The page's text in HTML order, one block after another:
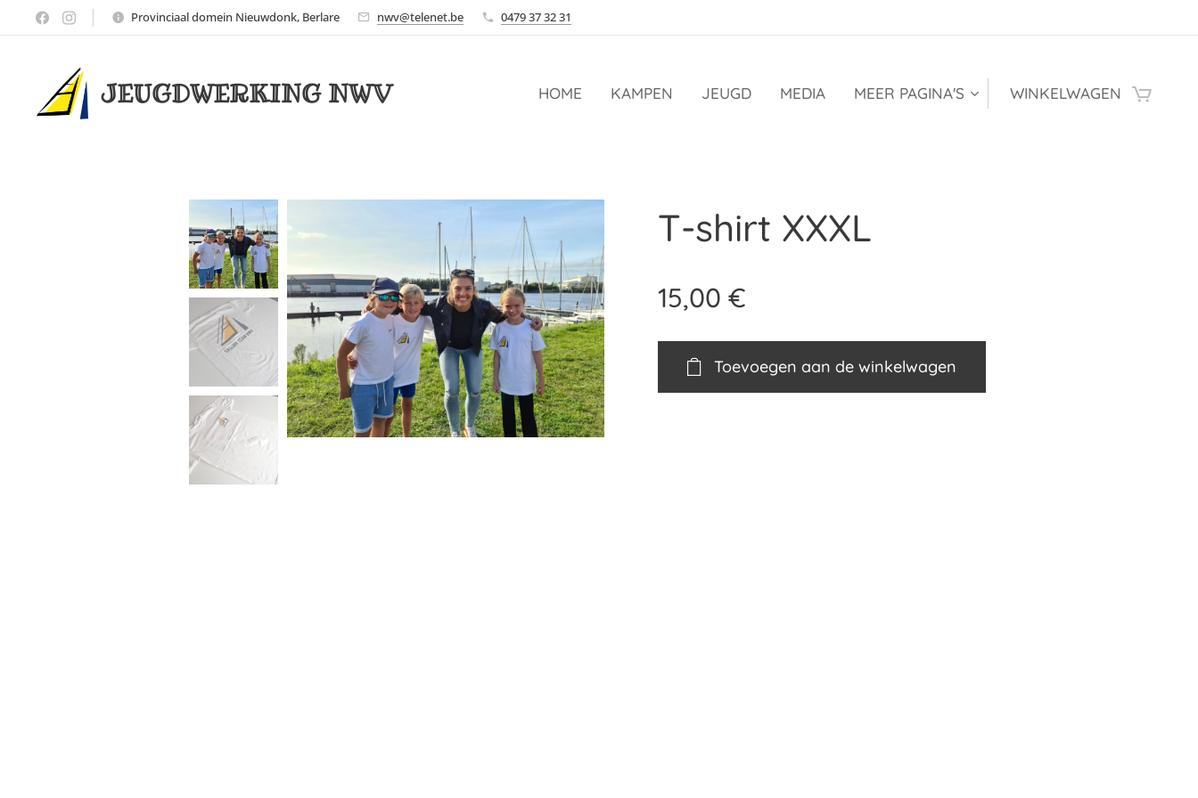
Provinciaal domein Nieuwdonk, Berlare nwv@telenet.be 0479 37 32 31
JEUGDWERKING NWV HOME KAMPEN JEUGD MEDIA MEER PAGINA'S WINKELWAGEN
T-shirt XXXL
15,00 €
Toevoegen aan de winkelwagen